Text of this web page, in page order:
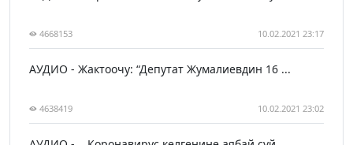
4668153 10.02.2021 23:17
АУДИО - Жактоочу: “Депутат Жумалиевдин 16 ...
4638419 10.02.2021 23:02